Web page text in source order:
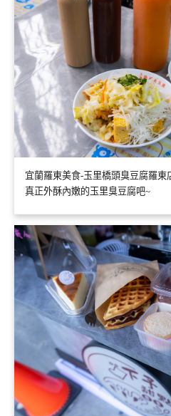
宜蘭羅東美食-玉里橋頭臭豆腐羅
真正外酥內嫩的玉里臭豆腐吧~